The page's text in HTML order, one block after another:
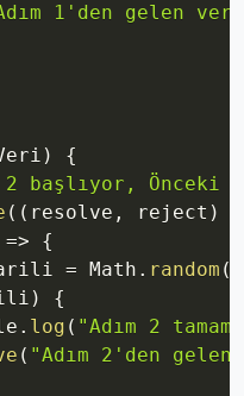
1'den gelen
)
{
2 başlıyor, Önceki
( ( resolve , reject )
=>
{
= Math . random (
)
{
. log ( "Adım 2
( "Adım 2'den